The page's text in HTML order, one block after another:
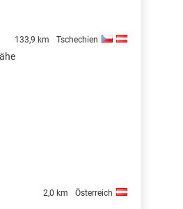
133,9 km Tschechien
2,0 km Österreich